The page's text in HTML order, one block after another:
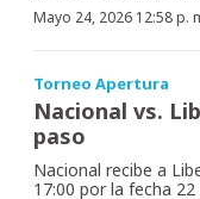
Mayo 24, 2026 12:58 p.
Torneo Apertura
Nacional vs.
paso
Nacional recibe a
17:00 por la fecha